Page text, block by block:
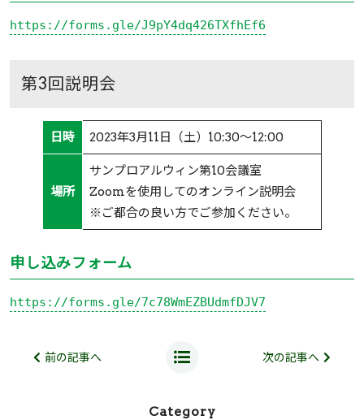
https://forms.gle/J9pY4dq426TXfhEf6
第3回説明会
日時 2023年3月11日（土）10:30～12:00
場所
サンプロアルウィン第10会議室
Zoomを使用してのオンライン説明会
※ご都合の良い方でご参加ください。
申し込みフォーム
https://forms.gle/7c78WmEZBUdmfDJV7
前の記事へ 次の記事へ
Category